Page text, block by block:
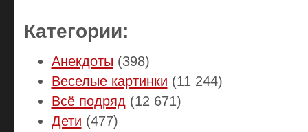
Категории:
Анекдоты (398)
Веселые картинки (11 244)
Всё подряд (12 671)
Дети (477)